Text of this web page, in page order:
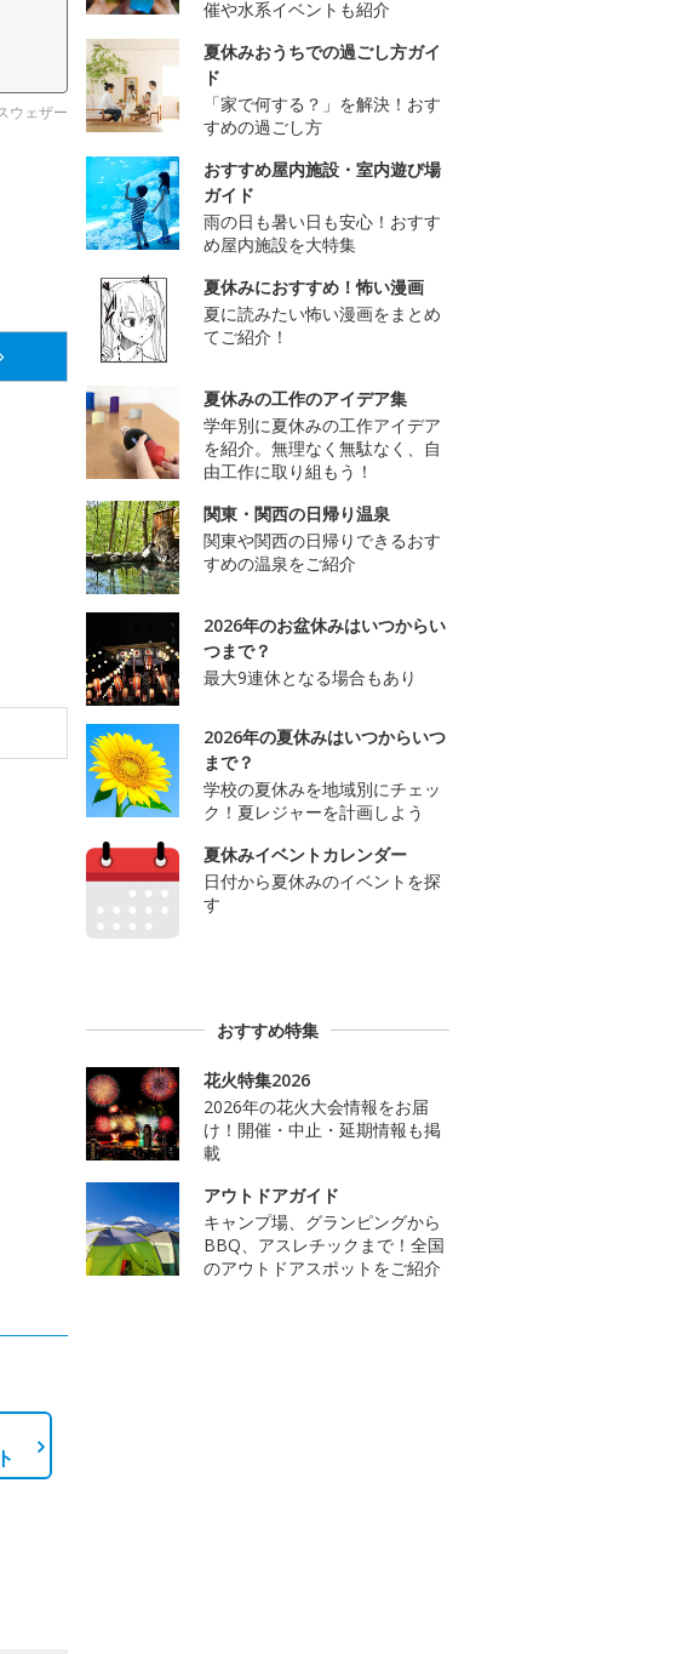
ウェザー
催や水系イベントも紹介
夏休みおうちでの過ごし方ガイ
ド
「家で何する？」を解決！おす
すめの過ごし方
おすすめ屋内施設・室内遊び場
ガイド
雨の日も暑い日も安心！おすす
め屋内施設を大特集
夏休みにおすすめ！怖い漫画
夏に読みたい怖い漫画をまとめ
てご紹介！
夏休みの工作のアイデア集
学年別に夏休みの工作アイデア
を紹介。無理なく無駄なく、自
由工作に取り組もう！
関東・関西の日帰り温泉
関東や関西の日帰りできるおす
すめの温泉をご紹介
2026年のお盆休みはいつからい
つまで？
最大9連休となる場合もあり
2026年の夏休みはいつからいつ
まで？
学校の夏休みを地域別にチェッ
ク！夏レジャーを計画しよう
夏休みイベントカレンダー
日付から夏休みのイベントを探
す
おすすめ特集
花火特集2026
2026年の花火大会情報をお届
け！開催・中止・延期情報も掲
載
アウトドアガイド
キャンプ場、グランピングから
BBQ、アスレチックまで！全国
のアウトドアスポットをご紹介